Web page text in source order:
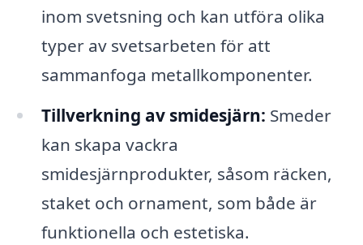
inom svetsning och kan utföra olika
typer av svetsarbeten för att
sammanfoga metallkomponenter.
Tillverkning av smidesjärn: Smeder
kan skapa vackra
smidesjärnprodukter, såsom räcken,
staket och ornament, som både är
funktionella och estetiska.